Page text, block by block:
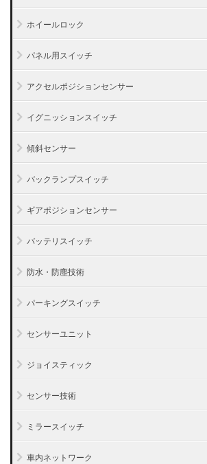
ホイールロック
パネル用スイッチ
アクセルポジションセンサー
イグニッションスイッチ
傾斜センサー
バックランプスイッチ
ギアポジションセンサー
バッテリスイッチ
防水・防塵技術
パーキングスイッチ
センサーユニット
ジョイスティック
センサー技術
ミラースイッチ
車内ネットワーク